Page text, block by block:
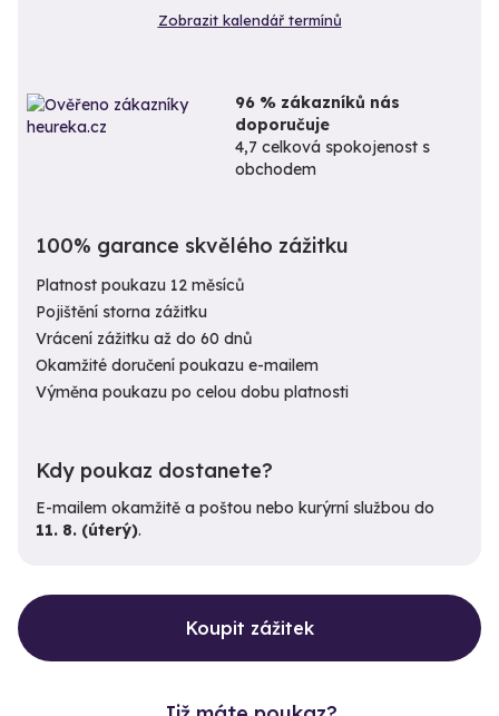
Zobrazit kalendář termínů
96 % zákazníků nás
doporučuje
4,7 celková spokojenost s
obchodem
100% garance skvělého zážitku
Platnost poukazu 12 měsíců
Pojištění storna zážitku
Vrácení zážitku až do 60 dnů
Okamžité doručení poukazu e-mailem
Výměna poukazu po celou dobu platnosti
Kdy poukaz dostanete?
E-mailem okamžitě a poštou nebo kurýrní službou do
11. 8. (úterý).
Koupit zážitek